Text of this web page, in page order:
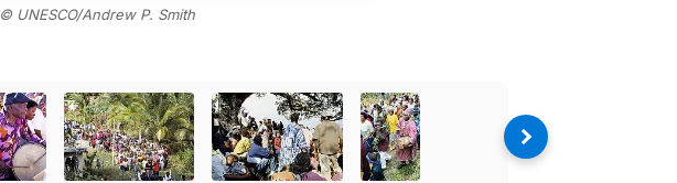
© UNESCO/Andrew P. Smith